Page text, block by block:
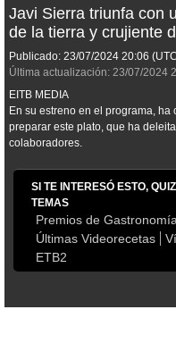
Javi Sierra triunfa con
de la tierra y crujiente
Publicado: 23/07/2024 20:06
Última actualización: 23/07/2024
EITB MEDIA
En su estreno en el programa,
preparar este plato, que ha
colaboradores.
SI TE INTERESÓ ESTO,
TEMAS
Premios de
Últimas Videorecetas
ETB2